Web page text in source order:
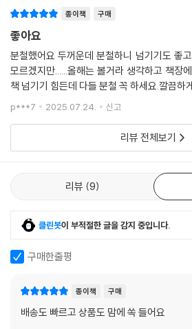
종이책 구매
좋아요
분철했어요 두꺼운데 분철하니 넘기기도 좋
모르겠지만......올해는 볼거라 생각하고 책장
책 넘기기 힘든데 다들 분철 꼭 하세요.깔끔
p***7 2025.07.24. 신고
리뷰 전체보기
리뷰 9
클린봇이 부적절한 글을 감지 중입니다.
구매한줄평
종이책 구매
배송도 빠르고 상품도 맘에 쏙 들어요